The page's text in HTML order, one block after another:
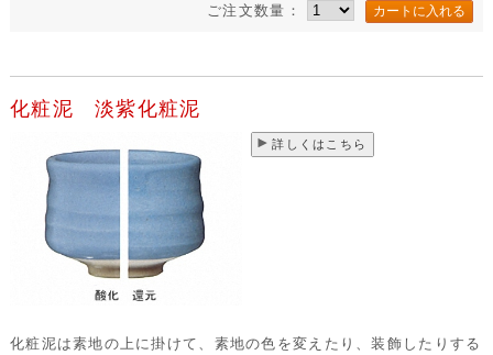
ご注文数量：
化粧泥 淡紫化粧泥
詳しくはこちら
化粧泥は素地の上に掛けて、素地の色を変えたり、装飾したりする